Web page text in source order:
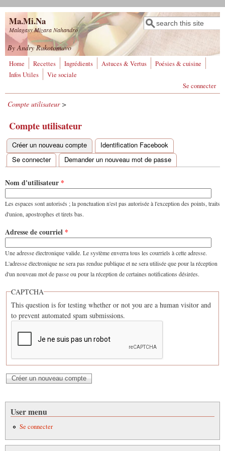
Aller au contenu principal
Ma.Mi.Na
Malagasy Mizara Nahandro
Formulaire de
recherche
Rechercher
By Andry Rakotomavo
Home Recettes Ingrédients Astuces & Vertus
Poésies & cuisine
Infos Utiles
Vie sociale
Se connecter
Compte utilisateur>
Compte utilisateur
Onglets principaux
Créer un nouveau compte (onglet actif)
Identification Facebook
Se connecter
Demander un nouveau mot de passe
Nom d'utilisateur *
Les espaces sont autorisés ; la ponctuation n'est pas autorisée à l'exception des points, traits
d'union, apostrophes et tirets bas.
Adresse de courriel *
Une adresse électronique valide. Le système enverra tous les courriels à cette adresse.
L'adresse électronique ne sera pas rendue publique et ne sera utilisée que pour la réception
d'un nouveau mot de passe ou pour la réception de certaines notifications désirées.
CAPTCHA
This question is for testing whether or not you are a human visitor and
to prevent automated spam submissions.
User menu
Se connecter